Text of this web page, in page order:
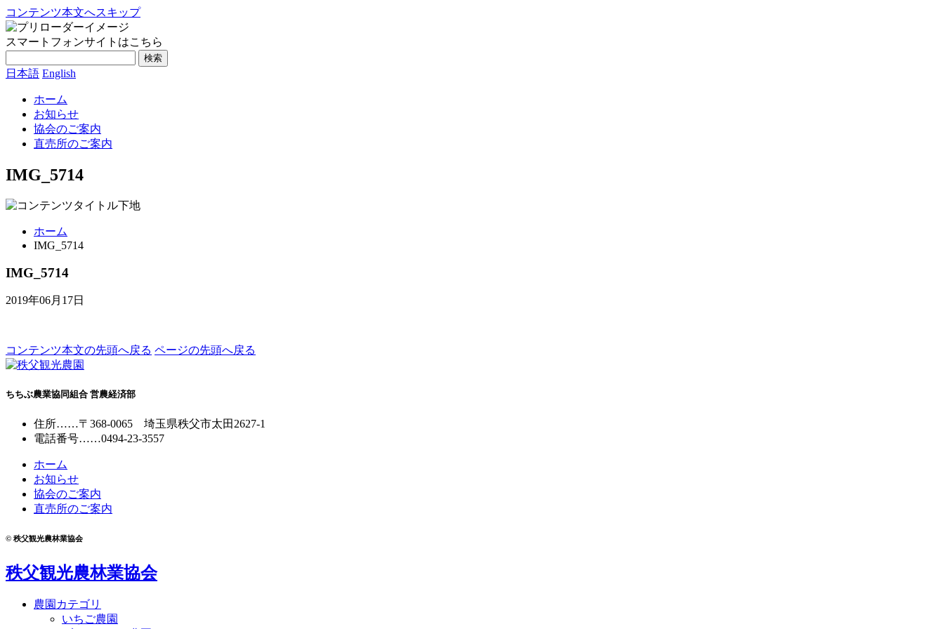
コンテンツ本文へスキップ
スマートフォンサイトはこちら
検索
日本語 English
ホーム
お知らせ
協会のご案内
直売所のご案内
IMG_5714
ホーム
IMG_5714
IMG_5714
2019年06月17日
コンテンツ本文の先頭へ戻る ページの先頭へ戻る
ちちぶ農業協同組合 営農経済部
住所……〒368-0065 埼玉県秩父市太田2627-1
電話番号……0494-23-3557
ホーム
お知らせ
協会のご案内
直売所のご案内
© 秩父観光農林業協会
秩父観光農林業協会
農園カテゴリ
いちご農園